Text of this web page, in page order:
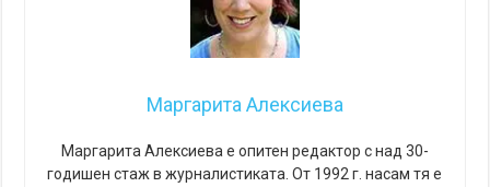
Маргарита Алексиева
Маргарита Алексиева е опитен редактор с над 30-
годишен стаж в журналистиката. От 1992 г. насам тя е